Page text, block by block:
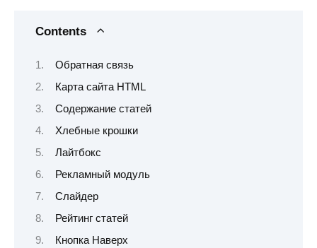
Contents
Обратная связь
Карта сайта HTML
Содержание статей
Хлебные крошки
Лайтбокс
Рекламный модуль
Слайдер
Рейтинг статей
Кнопка Наверх